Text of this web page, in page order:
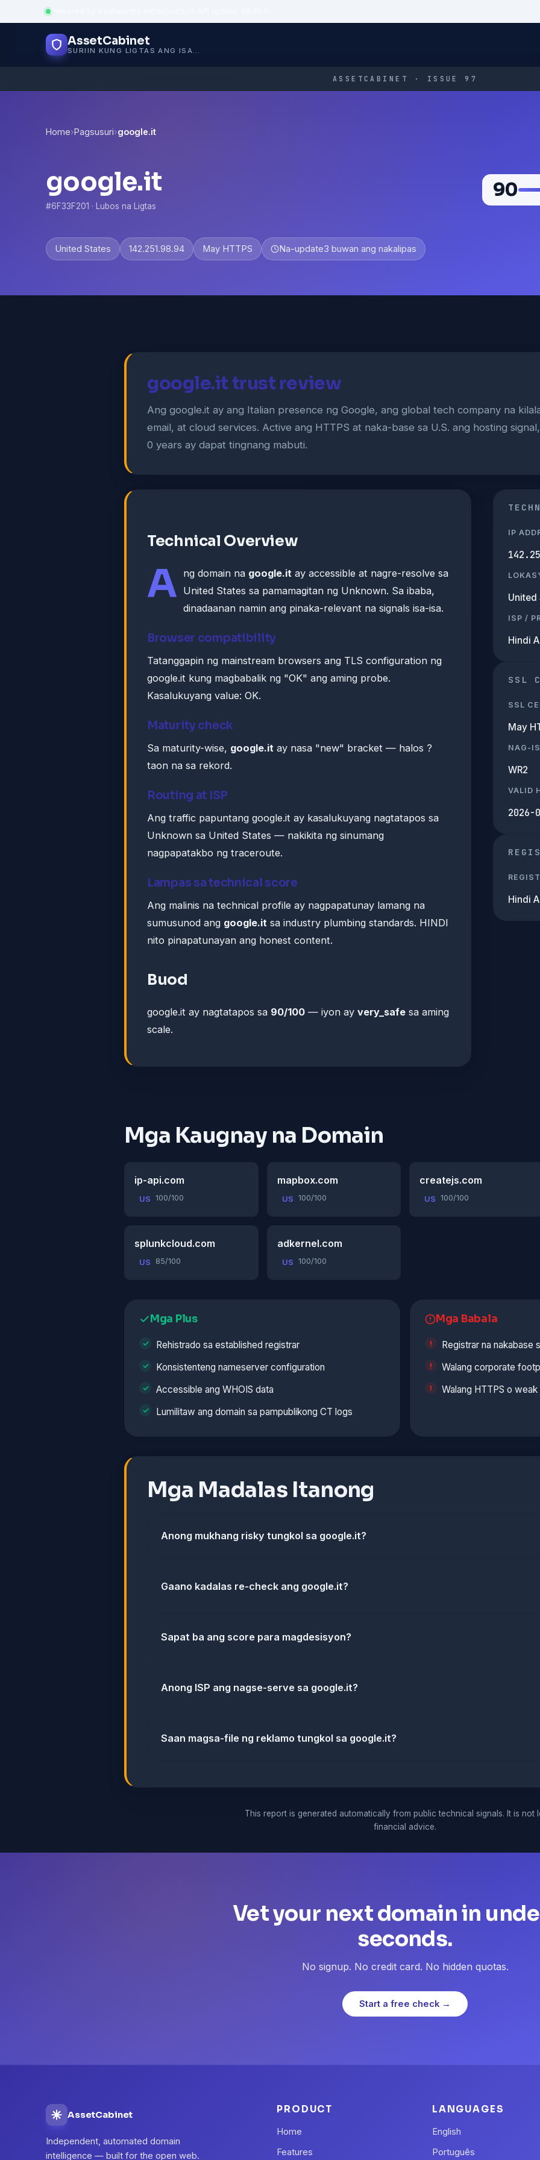
Powered by trustworthy infrastructure
AssetCabinet
SURIIN KUNG LIGTAS ANG ISANG WEBSITE
ASSETCABINET · ISSUE 97
Home›Pagsusuri›google.it
google.it
#6F33F201 · Lubos na Ligtas
90
United States 142.251.98.94 May HTTPS Na-update3 buwan ang nakalipas
google.it trust review
Ang google.it ay ang Italian presence ng Google, ang global tech company na
email, at cloud services. Active ang HTTPS at naka-base sa U.S. ang hosting
0 years ay dapat tingnang mabuti.
Technical Overview
A ng domain na google.it ay accessible at nagre-resolve sa
United States sa pamamagitan ng Unknown. Sa ibaba,
dinadaanan namin ang pinaka-relevant na signals isa-isa.
Browser compatibility
Tatanggapin ng mainstream browsers ang TLS configuration ng
google.it kung magbabalik ng "OK" ang aming probe.
Kasalukuyang value: OK.
Maturity check
Sa maturity-wise, google.it ay nasa "new" bracket — halos ?
taon na sa rekord.
Routing at ISP
Ang traffic papuntang google.it ay kasalukuyang nagtatapos sa
Unknown sa United States — nakikita ng sinumang
nagpapatakbo ng traceroute.
Lampas sa technical score
Ang malinis na technical profile ay nagpapatunay lamang na
sumusunod ang google.it sa industry plumbing standards. HINDI
nito pinapatunayan ang honest content.
Buod
google.it ay nagtatapos sa 90/100 — iyon ay very_safe sa aming
scale.
IP
United
ISP /
Hindi
SSL
SSL
May
NAG-
WR2
VALID
2026-
Hindi
Mga Kaugnay na Domain
ip-api.com
US 100/100
mapbox.com
US 100/100
createjs.com
US 100/100
splunkcloud.com
US 85/100
adkernel.com
US 100/100
Mga Plus
Rehistrado sa established registrar
Konsistenteng nameserver configuration
Accessible ang WHOIS data
Lumilitaw ang domain sa pampublikong CT logs
Mga Babala
Registrar na nakabase
Walang corporate
Walang HTTPS o
Mga Madalas Itanong
Anong mukhang risky tungkol sa google.it?
Gaano kadalas re-check ang google.it?
Sapat ba ang score para magdesisyon?
Anong ISP ang nagse-serve sa google.it?
Saan magsa-file ng reklamo tungkol sa google.it?
This report is generated automatically from public technical signals. It is not
financial advice.
Vet your next domain in
seconds.
No signup. No credit card. No hidden quotas.
Start a free check →
AssetCabinet
Independent, automated domain
intelligence — built for the open web.
PRODUCT
Home
Features
LANGUAGES
English
Português